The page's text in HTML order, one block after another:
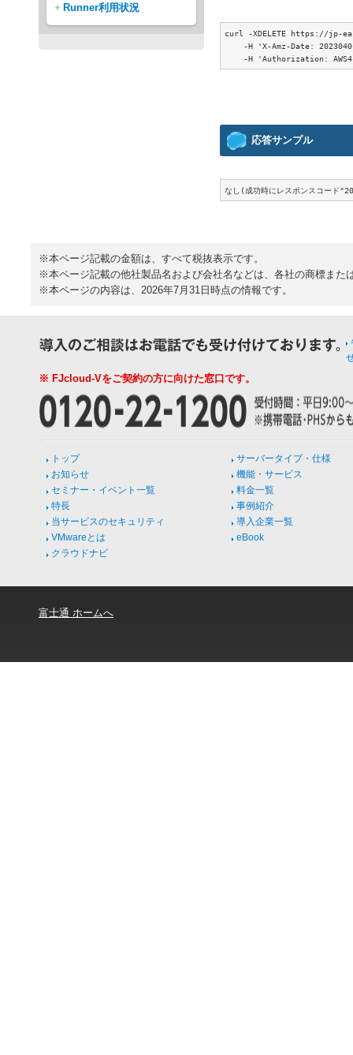
curl -XDELETE https://jp-
-H 'X-Amz-Date:
応答サンプル
なし(成功時にレスポンスコード
Runner利用状況
※本ページ記載の金額は、すべて税抜表示です。
※本ページ記載の他社製品名および会社名などは、各社の商標また
※本ページの内容は、2026年7月31日時点の情報です。
※ FJcloud-Vをご契約の方に向けた窓口です。
トップ
お知らせ
セミナー・イベント一覧
特長
当サービスのセキュリティ
VMwareとは
クラウドナビ
サーバータイプ・仕様
機能・サービス
料金一覧
事例紹介
導入企業一覧
eBook
富士通 ホームへ